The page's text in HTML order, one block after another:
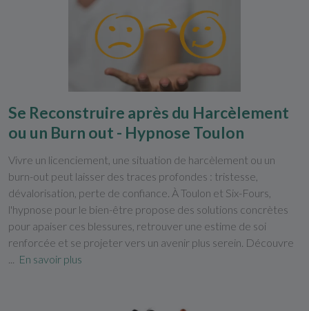
Se Reconstruire après du Harcèlement
ou un Burn out - Hypnose Toulon
Vivre un licenciement, une situation de harcèlement ou un
burn-out peut laisser des traces profondes : tristesse,
dévalorisation, perte de confiance. À Toulon et Six-Fours,
l'hypnose pour le bien-être propose des solutions concrètes
pour apaiser ces blessures, retrouver une estime de soi
renforcée et se projeter vers un avenir plus serein. Découvre
En savoir plus